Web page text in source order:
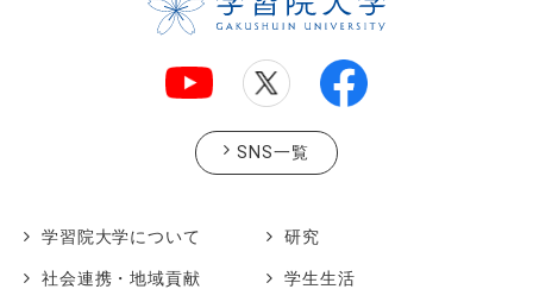
SNS一覧
学習院大学について 研究
社会連携・地域貢献 学生生活